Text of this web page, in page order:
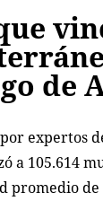
de
expertos
a 105.614
promedio de